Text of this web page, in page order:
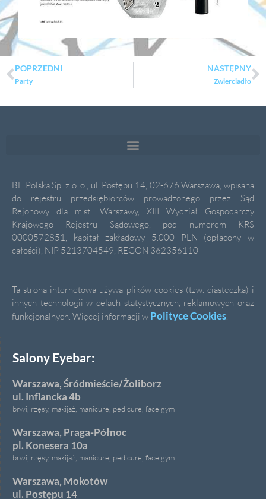
POPRZEDNI
Party
NASTĘPNY
Zwierciadło
BF Polska Sp. z o. o., ul. Postępu 14, 02-676 Warszawa, wpisana
do rejestru przedsiębiorców prowadzonego przez Sąd
Rejonowy dla m.st. Warszawy, XIII Wydział Gospodarczy
Krajowego Rejestru Sądowego, pod numerem KRS
0000572851, kapitał zakładowy 5.000 PLN (opłacony w
całości), NIP 5213704549, REGON 362356110
Ta strona internetowa używa plików cookies (tzw. ciasteczka) i
innych technologii w celach statystycznych, reklamowych oraz
funkcjonalnych. Więcej informacji w Polityce Cookies.
Salony Eyebar:
Warszawa, Śródmieście/Żoliborz
ul. Inflancka 4b
brwi, rzęsy, makijaż, manicure, pedicure, face gym
Warszawa, Praga-Północ
pl. Konesera 10a
brwi, rzęsy, makijaż, manicure, pedicure, face gym
Warszawa, Mokotów
ul. Postępu 14